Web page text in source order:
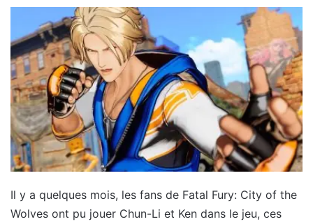
Il y a quelques mois, les fans de Fatal Fury: City of the
Wolves ont pu jouer Chun-Li et Ken dans le jeu, ces